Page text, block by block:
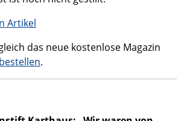
Artikel
das neue kostenlose Magazin
.